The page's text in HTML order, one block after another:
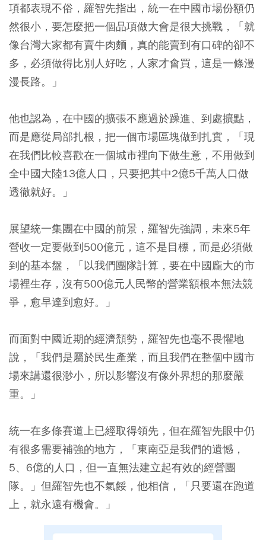
項都表現不俗，羅智先指出，統一在中國市場份額仍
然很小，要怎麼把一個品項做大會是很大挑戰，「就
像台灣大家都有賣牛肉麵，真的能賣到有口碑的卻不
多，必須做得比別人好吃，人家才會買，這是一條漫
漫長路。」
他也認為，在中國的擴張不應過於躁進、到處擴點，
而是應從局部扎根，把一個市場區塊做到扎實，「現
在我們比較喜歡在一個城市裡向下做生意，不用做到
全中國大陸13億人口，只要把其中2億5千萬人口做
透徹就好。」
展望統一集團在中國的前景，羅智先強調，未來5年
營收一定要做到500億元，這不是目標，而是必須做
到的基本盤，「以我們團隊計算，要在中國龐大的市
場裡生存，沒有500億元人民幣的營業額根本無法競
爭，愈早達到愈好。」
而面對中國近期的經濟頹勢，羅智先也毫不畏懼地
說，「我們是屬於民生產業，而且我們在整個中國市
場來講還很渺小，所以影響沒有像外界想的那麼嚴
重。」
統一在多條賽道上已經取得領先，但在羅智先眼中仍
有很多需要補強的地方，「東南亞是我們的遺憾，
5、6億的人口，但一直無法建立起有效的經營團
隊。」但羅智先也不氣餒，他相信，「只要還在跑道
上，就永遠有機會。」